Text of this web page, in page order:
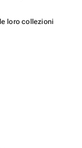
loro collezioni